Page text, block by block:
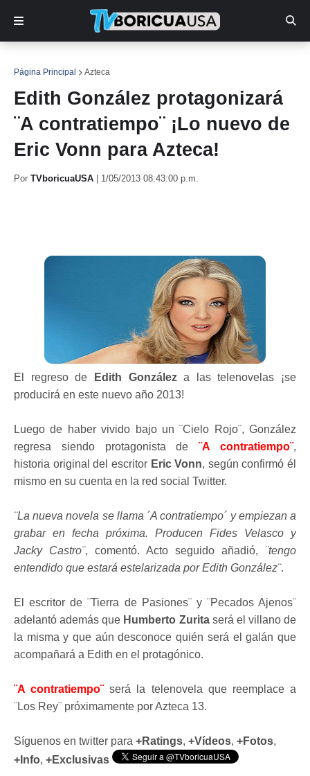
Página Principal Azteca
Edith González protagonizará
¨A contratiempo¨ ¡Lo nuevo de
Eric Vonn para Azteca!
Por TVboricuaUSA 1/05/2013 08:43:00 p.m.
El regreso de Edith Gonzáleza las telenovelas ¡se
producirá en este nuevo año 2013!
Luego de haber vivido bajo un ¨Cielo Rojo¨, González
regresa siendo protagonista de¨A contratiempo¨,
historia original del escritor Eric Vonn, según confirmó él
mismo en su cuenta en la red social Twitter.
¨La nueva novela se llama ´A contratiempo´ y empiezan a
grabar en fecha próxima. Producen Fides Velasco y
Jacky Castro¨, comentó. Acto seguido añadió, ¨tengo
entendido que estará estelarizada por Edith González¨.
El escritor de ¨Tierra de Pasiones¨ y ¨Pecados Ajenos¨
adelantó además que Humberto Zuritaserá el villano de
la misma y que aún desconoce quién será el galán que
acompañará a Edith en el protagónico.
¨A contratiempo¨será la telenovela que reemplace a
¨Los Rey¨ próximamente por Azteca 13.
Síguenos en twitter para +Ratings, +Vídeos, +Fotos,
+Info, +Exclusivas